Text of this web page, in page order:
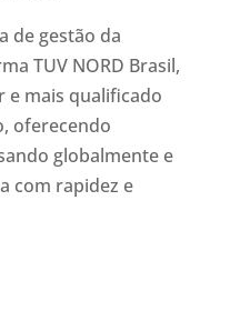
de gestão da
TUV NORD Brasil,
e mais qualificado
oferecendo
globalmente e
com rapidez e